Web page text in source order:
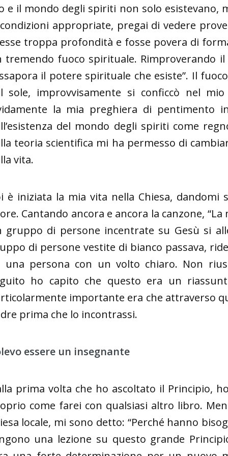
e il mondo degli spiriti non solo esistevano,
appropriate, pregai di vedere
troppa profondità e fosse povera di
tremendo fuoco spirituale. Rimproverando
il potere spirituale che esiste”. Il
sole, improvvisamente si conficcò nel
la mia preghiera di pentimento
del mondo degli spiriti come
teoria scientifica mi ha permesso di
vita.
è iniziata la mia vita nella Chiesa,
Cantando ancora e ancora la canzone,
gruppo di persone incentrate su Gesù si
di persone vestite di bianco passava,
una persona con un volto chiaro. Non
ho capito che questo era un
importante era che attraverso
prima che lo incontrassi.
essere un insegnante
prima volta che ho ascoltato il Principio,
come farei con qualsiasi altro libro.
locale, mi sono detto: “Perché hanno
una lezione su questo grande